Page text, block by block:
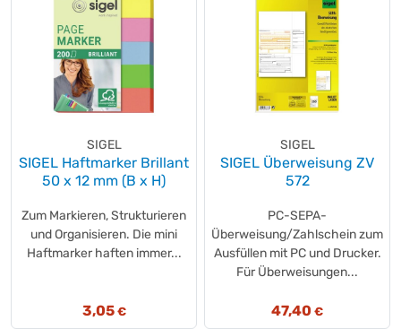
SIGEL
SIGEL Haftmarker Brillant
50 x 12 mm (B x H)
Zum Markieren, Strukturieren
und Organisieren. Die mini
Haftmarker haften immer...
3,05€
SIGEL
SIGEL Überweisung ZV
572
PC-SEPA-
Überweisung/Zahlschein zum
Ausfüllen mit PC und Drucker.
Für Überweisungen...
47,40 €